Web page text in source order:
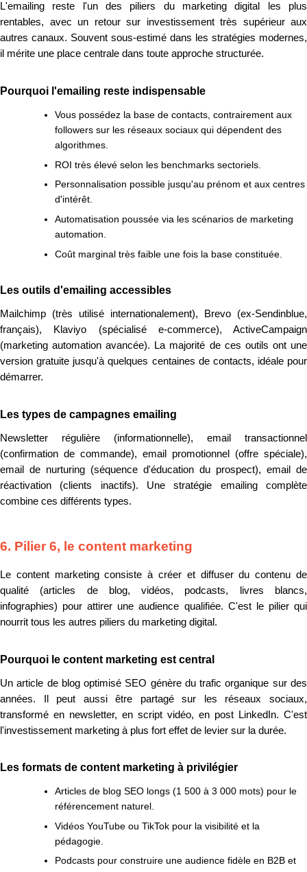
L'emailing reste l'un des piliers du marketing digital les plus
rentables, avec un retour sur investissement très supérieur aux
autres canaux. Souvent sous-estimé dans les stratégies modernes,
il mérite une place centrale dans toute approche structurée.
Pourquoi l'emailing reste indispensable
Vous possédez la base de contacts, contrairement aux
followers sur les réseaux sociaux qui dépendent des
algorithmes.
ROI très élevé selon les benchmarks sectoriels.
Personnalisation possible jusqu'au prénom et aux centres
d'intérêt.
Automatisation poussée via les scénarios de marketing
automation.
Coût marginal très faible une fois la base constituée.
Les outils d'emailing accessibles
Mailchimp (très utilisé internationalement), Brevo (ex-Sendinblue,
français), Klaviyo (spécialisé e-commerce), ActiveCampaign
(marketing automation avancée). La majorité de ces outils ont une
version gratuite jusqu'à quelques centaines de contacts, idéale pour
démarrer.
Les types de campagnes emailing
Newsletter régulière (informationnelle), email transactionnel
(confirmation de commande), email promotionnel (offre spéciale),
email de nurturing (séquence d'éducation du prospect), email de
réactivation (clients inactifs). Une stratégie emailing complète
combine ces différents types.
6. Pilier 6, le content marketing
Le content marketing consiste à créer et diffuser du contenu de
qualité (articles de blog, vidéos, podcasts, livres blancs,
infographies) pour attirer une audience qualifiée. C'est le pilier qui
nourrit tous les autres piliers du marketing digital.
Pourquoi le content marketing est central
Un article de blog optimisé SEO génère du trafic organique sur des
années. Il peut aussi être partagé sur les réseaux sociaux,
transformé en newsletter, en script vidéo, en post LinkedIn. C'est
l'investissement marketing à plus fort effet de levier sur la durée.
Les formats de content marketing à privilégier
Articles de blog SEO longs (1 500 à 3 000 mots) pour le
référencement naturel.
Vidéos YouTube ou TikTok pour la visibilité et la
pédagogie.
Podcasts pour construire une audience fidèle en B2B et